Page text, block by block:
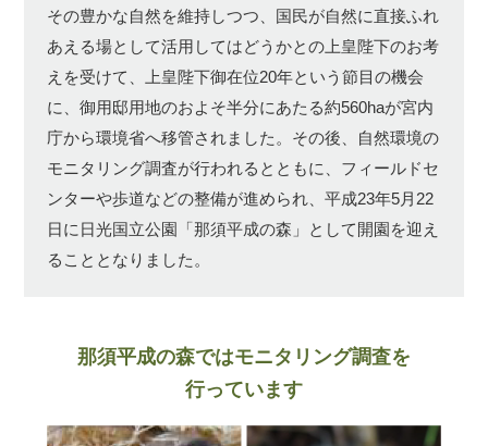
その豊かな自然を維持しつつ、国民が自然に直接ふれ
あえる場として活用してはどうかとの上皇陛下のお考
えを受けて、上皇陛下御在位20年という節目の機会
に、御用邸用地のおよそ半分にあたる約560haが宮内
庁から環境省へ移管されました。その後、自然環境の
モニタリング調査が行われるとともに、フィールドセ
ンターや歩道などの整備が進められ、平成23年5月22
日に日光国立公園「那須平成の森」として開園を迎え
ることとなりました。
那須平成の森ではモニタリング調査を
行っています